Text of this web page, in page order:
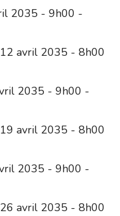
2035 - 9h00 -
avril 2035 - 8h00
2035 - 9h00 -
avril 2035 - 8h00
2035 - 9h00 -
avril 2035 - 8h00